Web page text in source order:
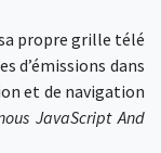
propre grille télé
d’émissions dans
et de navigation
JavaScript And